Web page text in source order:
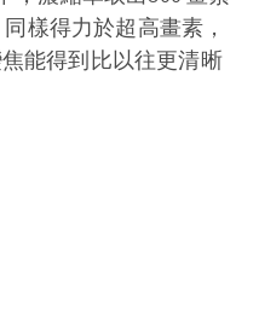
樣得力於超高畫素，
能得到比以往更清晰